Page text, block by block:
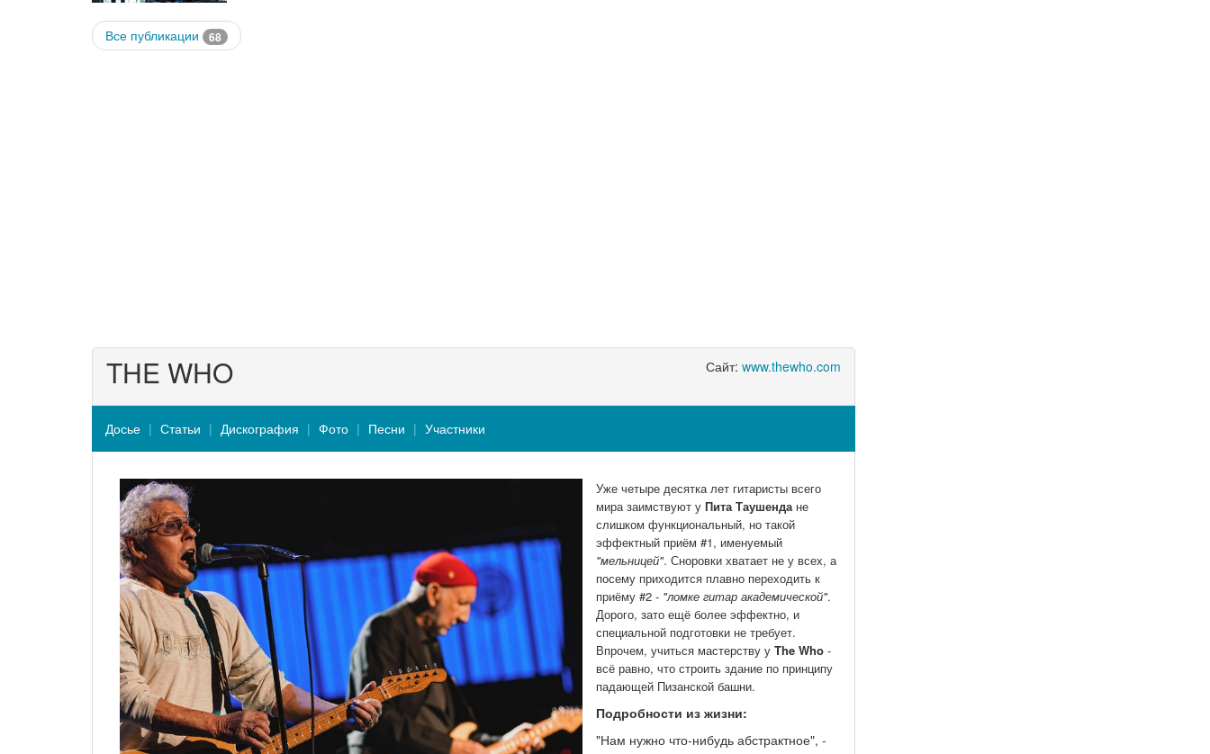
Все публикации 68
Сайт: www.thewho.com
THE WHO
Досье Статьи Дискография Фото Песни Участники
Уже четыре десятка лет гитаристы всего
мира заимствуют у Пита Таушендане
слишком функциональный, но такой
эффектный приём #1, именуемый
"мельницей". Сноровки хватает не у всех, а
посему приходится плавно переходить к
приёму #2 - "ломке гитар академической".
Дорого, зато ещё более эффектно, и
специальной подготовки не требует.
Впрочем, учиться мастерству у The Who-
всё равно, что строить здание по принципу
падающей Пизанской башни.
Подробности из жизни:
"Нам нужно что-нибудь абстрактное", -